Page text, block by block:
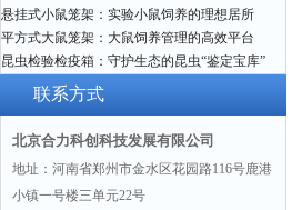
悬挂式小鼠笼架：实验小鼠饲养的理想居所
平方式大鼠笼架：大鼠饲养管理的高效平台
昆虫检验检疫箱：守护生态的昆虫“鉴定宝库”
联系方式
北京合力科创科技发展有限公司
地址：河南省郑州市金水区花园路116号鹿港
小镇一号楼三单元22号